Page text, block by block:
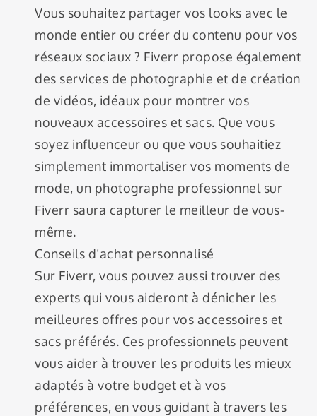
Vous souhaitez partager vos looks avec le
monde entier ou créer du contenu pour vos
réseaux sociaux ? Fiverr propose également
des services de photographie et de création
de vidéos, idéaux pour montrer vos
nouveaux accessoires et sacs. Que vous
soyez influenceur ou que vous souhaitiez
simplement immortaliser vos moments de
mode, un photographe professionnel sur
Fiverr saura capturer le meilleur de vous-
même.
Conseils d’achat personnalisé
Sur Fiverr, vous pouvez aussi trouver des
experts qui vous aideront à dénicher les
meilleures offres pour vos accessoires et
sacs préférés. Ces professionnels peuvent
vous aider à trouver les produits les mieux
adaptés à votre budget et à vos
préférences, en vous guidant à travers les